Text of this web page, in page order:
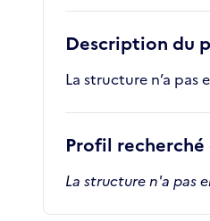
Description du
La structure n’a
Profil
La structure n'a pas